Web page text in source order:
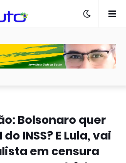
Bolsonaro quer
INSS? E Lula, vai
em censura